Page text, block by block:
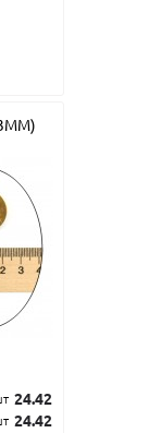
24.42
24.42